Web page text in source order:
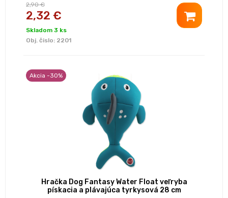
2,90 €
2,32 €
Skladom 3 ks
Obj. čislo: 2201
Akcia -30%
Hračka Dog Fantasy Water Float veľryba
pískacia a plávajúca tyrkysová 28 cm